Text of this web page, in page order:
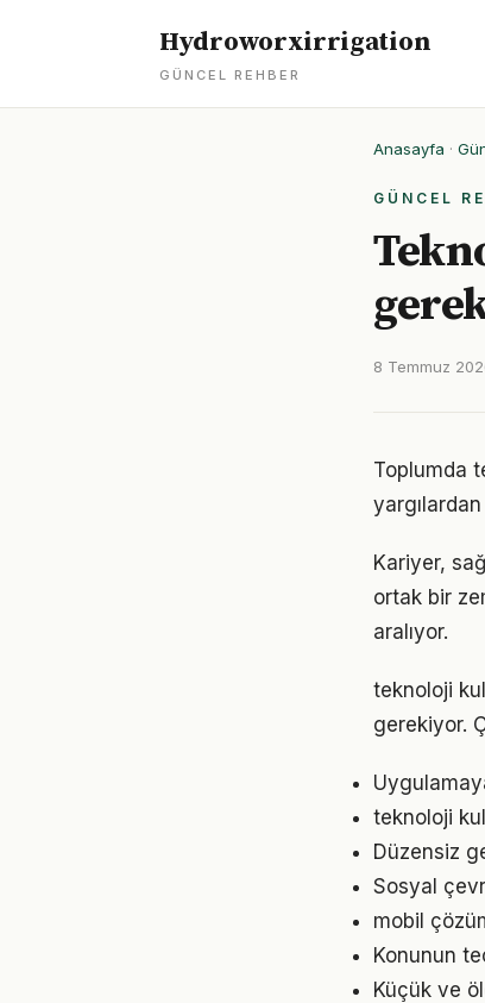
Hydroworxirrigation
GÜNCEL REHBER
Anasayfa ·
GÜNCEL
8 Temmuz
Toplumda
Kariyer,
ortak bir
aralıyor.
teknoloji
gerekiyor.
teknoloji
Düzensiz
Sosyal
mobil
Konunun
Küçük ve